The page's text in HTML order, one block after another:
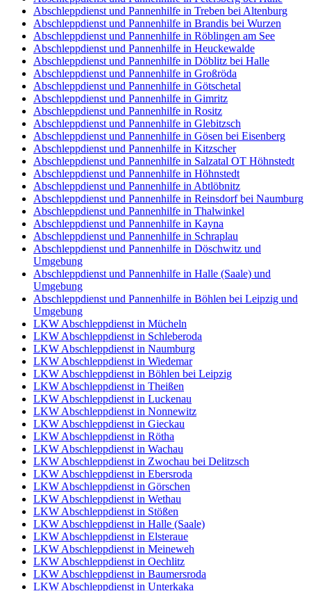
Abschleppdienst und Pannenhilfe in Treben bei Altenburg
Abschleppdienst und Pannenhilfe in Brandis bei Wurzen
Abschleppdienst und Pannenhilfe in Röblingen am See
Abschleppdienst und Pannenhilfe in Heuckewalde
Abschleppdienst und Pannenhilfe in Döblitz bei Halle
Abschleppdienst und Pannenhilfe in Großröda
Abschleppdienst und Pannenhilfe in Götschetal
Abschleppdienst und Pannenhilfe in Gimritz
Abschleppdienst und Pannenhilfe in Rositz
Abschleppdienst und Pannenhilfe in Glebitzsch
Abschleppdienst und Pannenhilfe in Gösen bei Eisenberg
Abschleppdienst und Pannenhilfe in Kitzscher
Abschleppdienst und Pannenhilfe in Salzatal OT Höhnstedt
Abschleppdienst und Pannenhilfe in Höhnstedt
Abschleppdienst und Pannenhilfe in Abtlöbnitz
Abschleppdienst und Pannenhilfe in Reinsdorf bei Naumburg
Abschleppdienst und Pannenhilfe in Thalwinkel
Abschleppdienst und Pannenhilfe in Kayna
Abschleppdienst und Pannenhilfe in Schraplau
Abschleppdienst und Pannenhilfe in Döschwitz und
Umgebung
Abschleppdienst und Pannenhilfe in Halle (Saale) und
Umgebung
Abschleppdienst und Pannenhilfe in Böhlen bei Leipzig und
Umgebung
LKW Abschleppdienst in Mücheln
LKW Abschleppdienst in Schleberoda
LKW Abschleppdienst in Naumburg
LKW Abschleppdienst in Wiedemar
LKW Abschleppdienst in Böhlen bei Leipzig
LKW Abschleppdienst in Theißen
LKW Abschleppdienst in Luckenau
LKW Abschleppdienst in Nonnewitz
LKW Abschleppdienst in Gieckau
LKW Abschleppdienst in Rötha
LKW Abschleppdienst in Wachau
LKW Abschleppdienst in Zwochau bei Delitzsch
LKW Abschleppdienst in Ebersroda
LKW Abschleppdienst in Görschen
LKW Abschleppdienst in Wethau
LKW Abschleppdienst in Stößen
LKW Abschleppdienst in Halle (Saale)
LKW Abschleppdienst in Elsteraue
LKW Abschleppdienst in Meineweh
LKW Abschleppdienst in Oechlitz
LKW Abschleppdienst in Baumersroda
LKW Abschleppdienst in Unterkaka